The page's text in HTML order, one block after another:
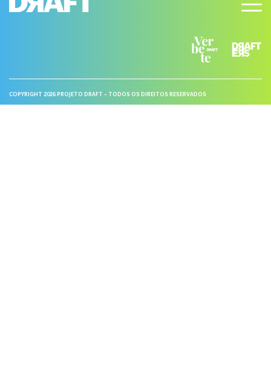
COPYRIGHT 2026 PROJETO DRAFT – TODOS OS DIREITOS RESERVADOS